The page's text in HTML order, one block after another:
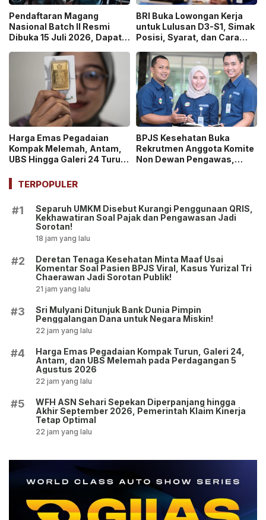
Pendaftaran Magang
Nasional Batch II Resmi
Dibuka 15 Juli 2026, Dapat
BRI Buka Lowongan Kerja
untuk Lulusan D3-S1, Simak
Posisi, Syarat, dan Cara
Harga Emas Pegadaian
Kompak Melemah, Antam,
UBS Hingga Galeri 24 Turun
BPJS Kesehatan Buka
Rekrutmen Anggota Komite
Non Dewan Pengawas,
TERPOPULER
#1
Separuh UMKM Disebut Kurangi Penggunaan QRIS,
Kekhawatiran Soal Pajak dan Pengawasan Jadi
Sorotan!
18 jam yang lalu
#2
Deretan Tenaga Kesehatan Minta Maaf Usai
Komentar Soal Pasien BPJS Viral, Kasus Yurizal Tri
Chaerawan Jadi Sorotan Publik!
21 jam yang lalu
#3
Sri Mulyani Ditunjuk Bank Dunia Pimpin
Penggalangan Dana untuk Negara Miskin!
22 jam yang lalu
#4
Harga Emas Pegadaian Kompak Turun, Galeri 24,
Antam, dan UBS Melemah pada Perdagangan 5
Agustus 2026
22 jam yang lalu
#5
WFH ASN Sehari Sepekan Diperpanjang hingga
Akhir September 2026, Pemerintah Klaim Kinerja
Tetap Optimal
22 jam yang lalu